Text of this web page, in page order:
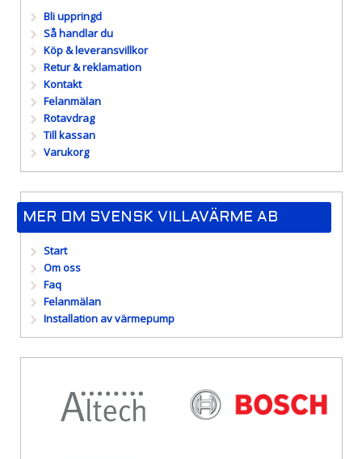
Bli uppringd
Så handlar du
Köp & leveransvillkor
Retur & reklamation
Kontakt
Felanmälan
Rotavdrag
Till kassan
Varukorg
MER OM SVENSK VILLAVÄRME AB
Start
Om oss
Faq
Felanmälan
Installation av värmepump